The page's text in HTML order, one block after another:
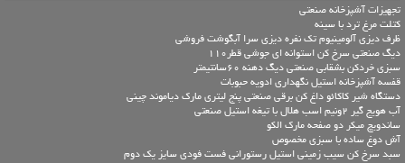
تجهیزات آشپزخانه صنعتی
کتلت مرغ ترد با سینه
ظرف دیزی آلومینیوم تک نفره دیزی سرا آبگوشت فروشی
دیگ صنعتی سرخ کن استوانه ای جوشی قطر110
سبزي خردکن بشقابي صنعتي ديگ دهنه 60سانتیمتر
قفسه آشپزخانه استیل نگهداری ادویه حبوبات
دستگاه شیر کاکائو داغ کن برقی صنعتی پنج لیتری مارک دیاموند چینی
آب هویج گیر 2ونیم اسب هلال با تیغه استیل صنعتی
ساندویچ میکر دو صفحه مارک الکو
آش دوغ ساده با سبزی مخصوص
سبد سرخ کن سیب زمینی استیل رستورانی فست فودی سایز یک دوم